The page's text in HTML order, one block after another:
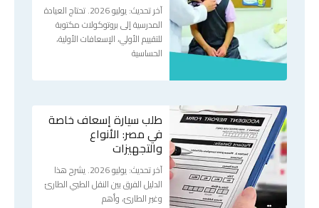
آخر تحديث: يوليو 2026. تحتاج العيادة
المدرسية إلى بروتوكولات مكتوبة
للتقييم الأولي، الإسعافات الأولية،
الحساسية
طلب سيارة إسعاف خاصة
في مصر: الأنواع
والتجهيزات
آخر تحديث: يوليو 2026. يشرح هذا
الدليل الفرق بين النقل الطبي الطارئ
وغير الطارئ، وأهم